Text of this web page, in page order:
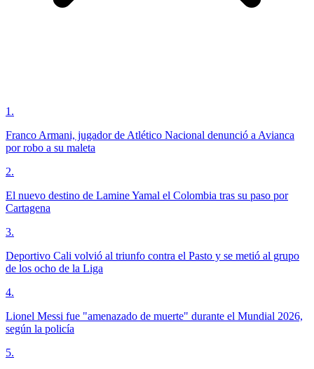
1 .
Franco Armani, jugador de Atlético Nacional denunció a Avianca
por robo a su maleta
2.
El nuevo destino de Lamine Yamal el Colombia tras su paso por
Cartagena
3.
Deportivo Cali volvió al triunfo contra el Pasto y se metió al grupo
de los ocho de la Liga
4.
Lionel Messi fue "amenazado de muerte" durante el Mundial 2026,
según la policía
5.